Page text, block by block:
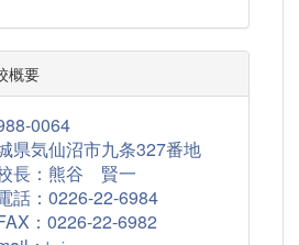
概要
0064
県気仙沼市九条327番地
長：熊谷 賢一
話：0226-22-6984
： 0226-22-6982